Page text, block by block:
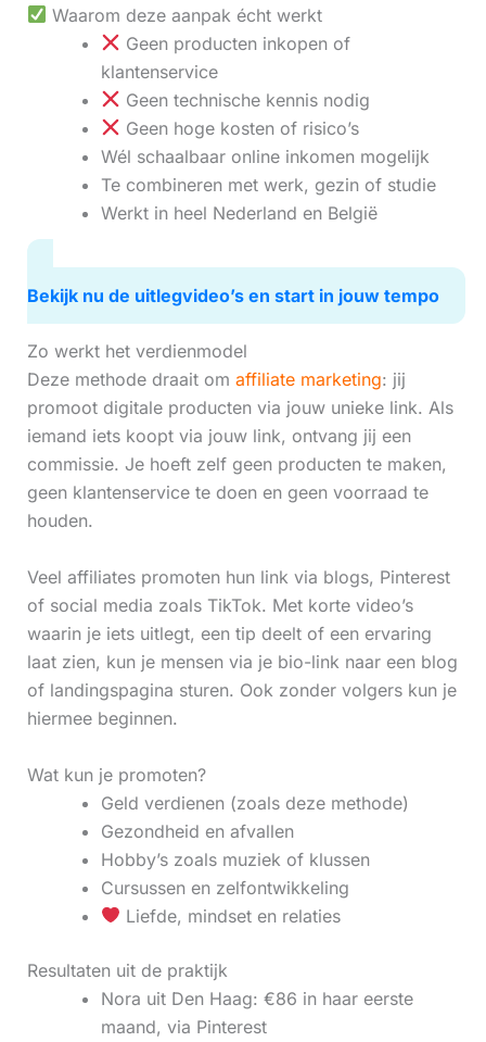
Waarom deze aanpak écht werkt
Geen producten inkopen of
klantenservice
Geen technische kennis nodig
Geen hoge kosten of risico’s
Wél schaalbaar online inkomen mogelijk
Te combineren met werk, gezin of studie
Werkt in heel Nederland en België
Bekijk nu de uitlegvideo’s en start in jouw tempo
Zo werkt het verdienmodel
Deze methode draait om affiliate marketing: jij
promoot digitale producten via jouw unieke link. Als
iemand iets koopt via jouw link, ontvang jij een
commissie. Je hoeft zelf geen producten te maken,
geen klantenservice te doen en geen voorraad te
houden.
Veel affiliates promoten hun link via blogs, Pinterest
of social media zoals TikTok. Met korte video’s
waarin je iets uitlegt, een tip deelt of een ervaring
laat zien, kun je mensen via je bio-link naar een blog
of landingspagina sturen. Ook zonder volgers kun je
hiermee beginnen.
Wat kun je promoten?
Geld verdienen (zoals deze methode)
Gezondheid en afvallen
Hobby’s zoals muziek of klussen
Cursussen en zelfontwikkeling
Liefde, mindset en relaties
Resultaten uit de praktijk
Nora uit Den Haag: €86 in haar eerste
maand, via Pinterest